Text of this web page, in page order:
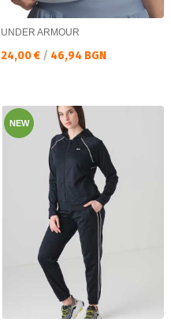
UNDER ARMOUR
Текуща цена:
24,00 € / 46,94 BGN
NEW